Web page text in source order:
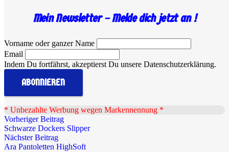
Mein Newsletter – Melde dich jetzt an !
Vorname oder ganzer Name
Email
Indem Du fortfährst, akzeptierst Du unsere Datenschutzerklärung.
* Unbezahlte Werbung wegen Markennennung *
Vorheriger Beitrag
Schwarze Dockers Slipper
Nächster Beitrag
Ara Pantoletten HighSoft